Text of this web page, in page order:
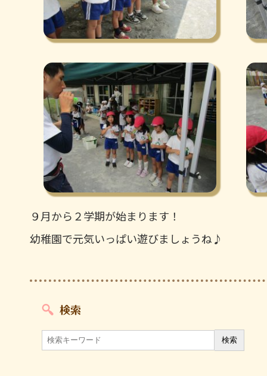
９月から２学期が始まります！
幼稚園で元気いっぱい遊びましょうね♪
検索